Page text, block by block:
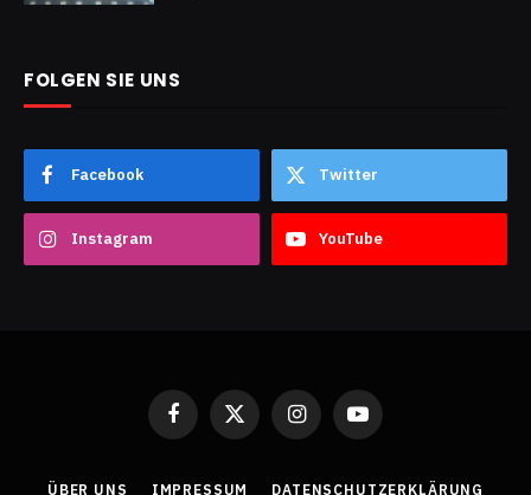
FOLGEN SIE UNS
Facebook Twitter
Instagram YouTube
Facebook
X
(Twitter)
InstagramYouTube
ÜBER UNS IMPRESSUM DATENSCHUTZERKLÄRUNG